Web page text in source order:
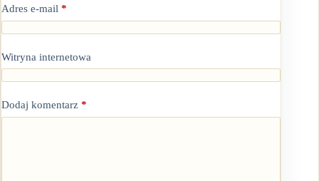
Adres e-mail *
Witryna internetowa
Dodaj komentarz *